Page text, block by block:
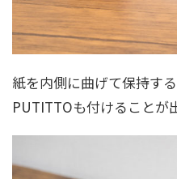
紙を内側に曲げて保持す
PUTITTOも付けることが